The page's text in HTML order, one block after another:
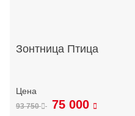
Зонтница Птица
93 750 75 000